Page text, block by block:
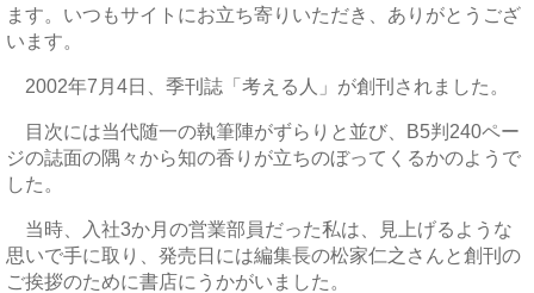
ます。いつもサイトにお立ち寄りいただき、ありがとうござ
います。
2002年7月4日、季刊誌「考える人」が創刊されました。
目次には当代随一の執筆陣がずらりと並び、B5判240ペー
ジの誌面の隅々から知の香りが立ちのぼってくるかのようで
した。
当時、入社3か月の営業部員だった私は、見上げるような
思いで手に取り、発売日には編集長の松家仁之さんと創刊の
ご挨拶のために書店にうかがいました。